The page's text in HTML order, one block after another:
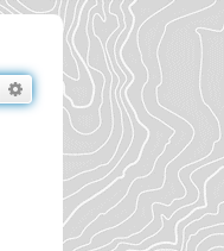
RechercherRecherche avancée